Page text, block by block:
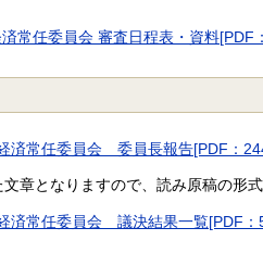
常任委員会 審査日程表・資料[PDF
済常任委員会 委員長報告[PDF：
章となりますので、読み原稿の形
済常任委員会 議決結果一覧[PDF：